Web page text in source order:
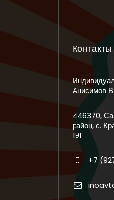
Контакты:
Анисимов
446370,
район, с.
191
+7